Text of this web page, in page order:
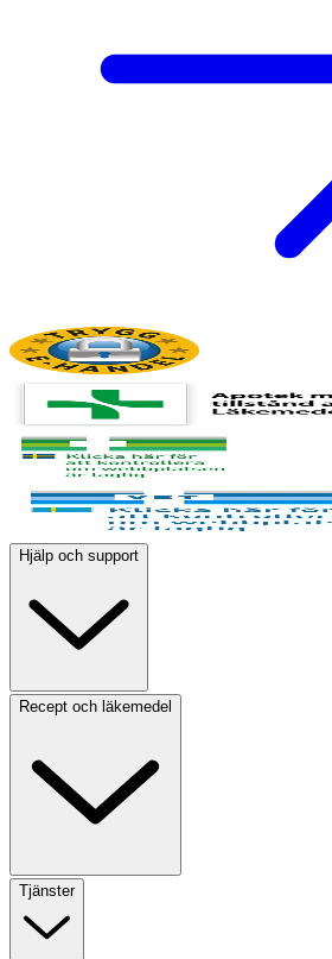
Hjälp och support
Recept och läkemedel
Tjänster